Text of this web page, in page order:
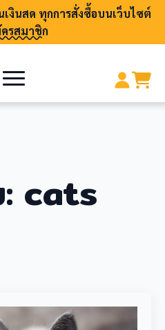
งินสด ทุกการสั่งซื้อบนเว็บไซต์
รสมาชิก
cats